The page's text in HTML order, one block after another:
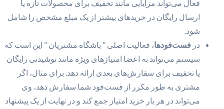
فعال می‌تواند مزایایی مانند تخفیف برای محصولات تازه یا
ارسال رایگان در خریدهای بیشتر از یک مبلغ مشخص را شامل
شود.
در فست‌فودها، فعالیت اصلی ” باشگاه مشتریان ” این است که
سیستم می‌تواند به اعضا امتیازهای ویژه مانند نوشیدنی رایگان
یا تخفیف برای سفارش‌های بعدی ارائه دهد. برای مثال، اگر
مشتری به طور مکرر از فست‌فود شما سفارش دهد، وی
می‌تواند در هر بار خرید امتیاز جمع کند و در نهایت از یک پیشنهاد